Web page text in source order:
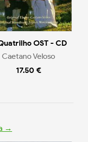
OST - CD
Caetano Veloso
17.50 €
→